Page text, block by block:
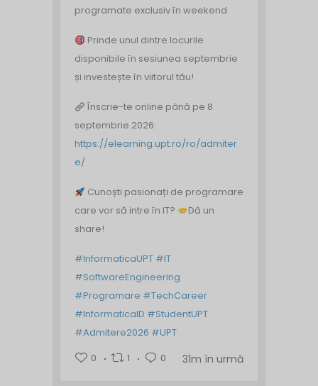
programate exclusiv în weekend
Prinde unul dintre locurile
disponibile în sesiunea septembrie
și investește în viitorul tău!
Înscrie-te online până pe 8
septembrie 2026:
https://elearning.upt.ro/ro/admiter
e/
Cunoști pasionați de programare
care vor să intre în IT?
Dă un
share!
#InformaticaUPT #IT
#SoftwareEngineering
#Programare #TechCareer
#InformaticaID #StudentUPT
#Admitere2026 #UPT
0
1 0 31m în urmă